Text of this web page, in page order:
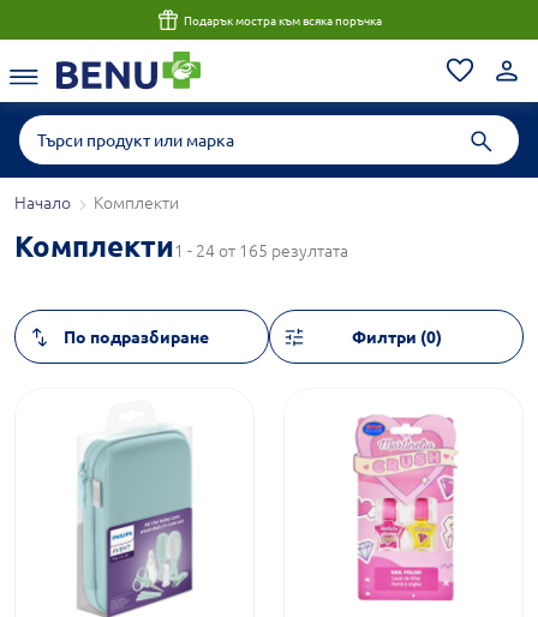
Подарък мостра към всяка поръчка
Начало Комплекти
Комплекти1 - 24 от 165 резултата
Филтри (0)